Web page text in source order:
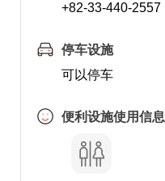
+82-33-440-2557
停车设施
可以停车
便利设施使用信息